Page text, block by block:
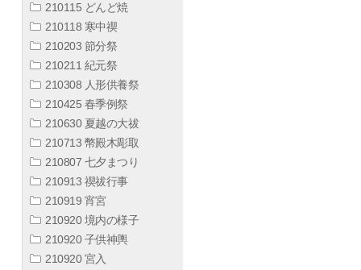
210115 どんど焼
210118 寒中禊
210203 節分祭
210211 紀元祭
210308 人形供養祭
210425 春季例祭
210630 夏越の大祓
210713 幣殿木彫取
210807 七夕まつり
210913 禊祓行事
210919 宵宮
210920 境内の様子
210920 子供神輿
210920 宮入